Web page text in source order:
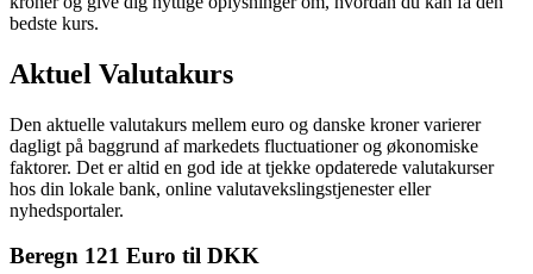
bedste kurs.
Aktuel Valutakurs
Den aktuelle valutakurs mellem euro og danske kroner varierer
dagligt på baggrund af markedets fluctuationer og økonomiske
faktorer. Det er altid en god ide at tjekke opdaterede valutakurser
hos din lokale bank, online valutavekslingstjenester eller
nyhedsportaler.
Beregn 121 Euro til DKK